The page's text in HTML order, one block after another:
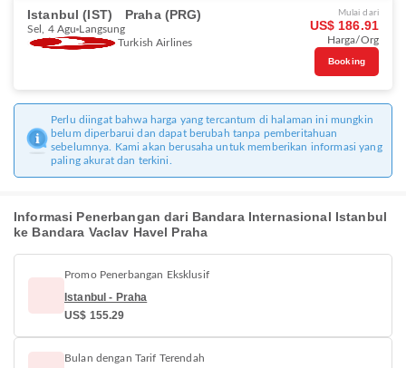
Istanbul (IST) Praha (PRG)
Sel, 4 Agu Langsung
Turkish Airlines
Mulai dari
US$ 186.91
Harga/Org
Booking
Perlu diingat bahwa harga yang tercantum di halaman ini mungkin
belum diperbarui dan dapat berubah tanpa pemberitahuan
sebelumnya. Kami akan berusaha untuk memberikan informasi yang
paling akurat dan terkini.
Informasi Penerbangan dari Bandara Internasional Istanbul
ke Bandara Vaclav Havel Praha
Promo Penerbangan Eksklusif
Istanbul - Praha
US$ 155.29
Bulan dengan Tarif Terendah